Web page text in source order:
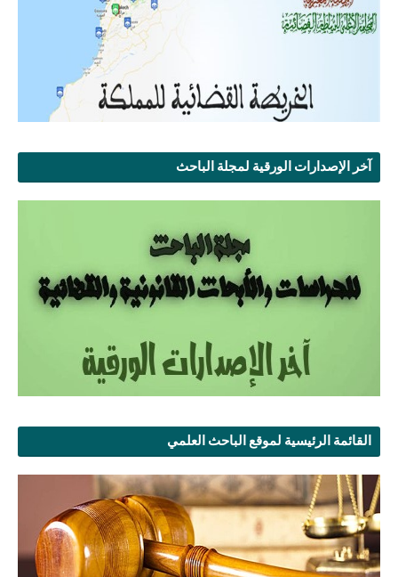
آخر الإصدارات الورقية لمجلة الباحث
القائمة الرئيسية لموقع الباحث العلمي